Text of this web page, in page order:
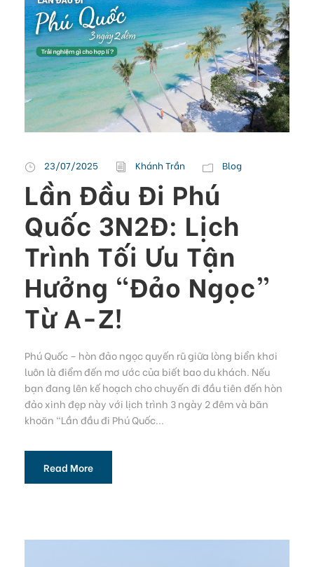
23/07/2025 Khánh Trần Blog
Lần Đầu Đi Phú
Quốc 3N2Đ: Lịch
Trình Tối Ưu Tận
Hưởng “Đảo Ngọc”
Từ A-Z!
Phú Quốc – hòn đảo ngọc quyến rũ giữa lòng biển khơi
luôn là điểm đến mơ ước của biết bao du khách. Nếu
bạn đang lên kế hoạch cho chuyến đi đầu tiên đến hòn
đảo xinh đẹp này với lịch trình 3 ngày 2 đêm và băn
khoăn “Lần đầu đi Phú Quốc...
Read More